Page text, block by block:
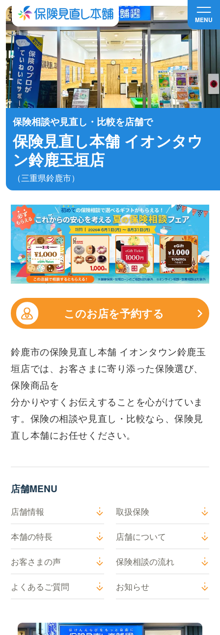
MENU
保険相談や見直し・比較を店舗で
保険見直し本舗 イオンタウ
ン鈴鹿玉垣店
（三重県鈴鹿市）
鈴鹿市の保険見直し本舗 イオンタウン鈴鹿玉
垣店では、お客さまに寄り添った保険選び、
保険商品を
分かりやすくお伝えすることを心がけていま
す。保険の相談や見直し・比較なら、保険見
直し本舗にお任せください。
このお店を予約する
店舗MENU
店舗情報 取扱保険
本舗の特長 店舗について
お客さまの声 保険相談の流れ
よくあるご質問 お知らせ